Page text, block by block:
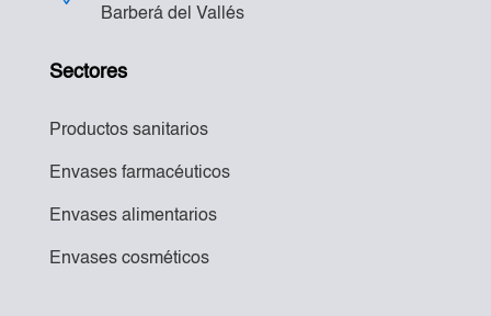
Barberá del Vallés
Sectores
Productos sanitarios
Envases farmacéuticos
Envases alimentarios
Envases cosméticos